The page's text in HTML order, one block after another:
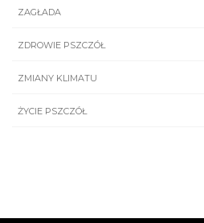
ZAGŁADA
ZDROWIE PSZCZÓŁ
ZMIANY KLIMATU
ŻYCIE PSZCZÓŁ